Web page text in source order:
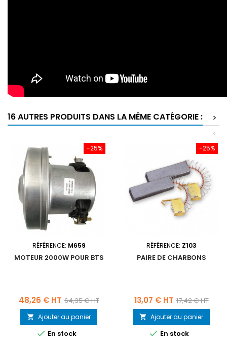
16 AUTRES PRODUITS DANS LA MÊME CATÉGORIE :
>
<
-25%
RÉFÉRENCE: M659
MOTEUR 2000W POUR BTS
Prix
48,26 € HT Prix
de
base
64,35 € HT
 Ajouter au panier
 En stock
-25%
RÉFÉRENCE: Z103
PAIRE DE CHARBONS
Prix
13,07 € HT Prix
de
base
17,42 € HT
 Ajouter au panier
 En stock